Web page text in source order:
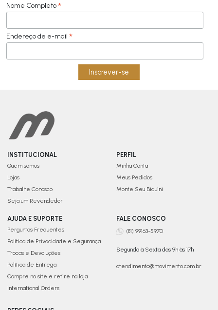
Nome Completo*
Endereço de e-mail*
INSTITUCIONAL
Quem somos
Lojas
Trabalhe Conosco
Seja um Revendedor
PERFIL
Minha Conta
Meus Pedidos
Monte Seu Biquini
AJUDA E SUPORTE
Perguntas Frequentes
Política de Privacidade e Segurança
Trocas e Devoluções
Política de Entrega
Compre no site e retire na loja
International Orders
FALE CONOSCO
(81) 99163-5970
Segunda à Sexta das 9h às 17h
atendimento@movimento.com.br